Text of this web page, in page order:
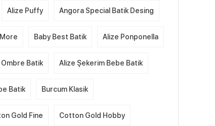
Alize Puffy Angora Special Batik Desing
Baby Best Batik Alize Ponponella
Ombre Batik Alize Şekerim Bebe Batik
Batik Burcum Klasik
Gold Fine Cotton Gold Hobby